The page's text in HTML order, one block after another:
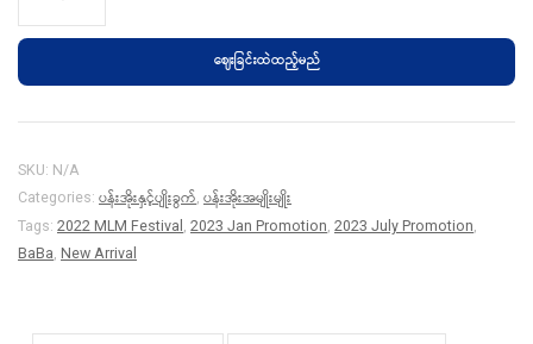
Saucer
ဈေးခြင်းထဲထည့်မည်
SKU: N/A
Categories: ပန်းအိုးနှင့်ပျိုးခွက် ပန်းအိုးအမျိုးမျိုး
Tags: 2022 MLM Festival 2023 Jan Promotion 2023 July Promotion
BaBa New Arrival